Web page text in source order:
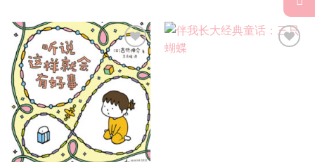
Add to
wishlist